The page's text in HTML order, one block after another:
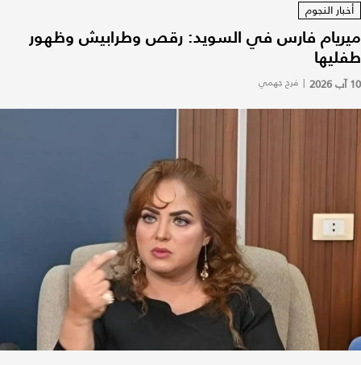
أخبار النجوم
ميريام فارس في السويد: رقص وطرابيش وظهور
طفليها
10 آب 2026 | فرح جهمي